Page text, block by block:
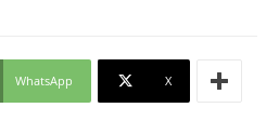
WhatsApp X